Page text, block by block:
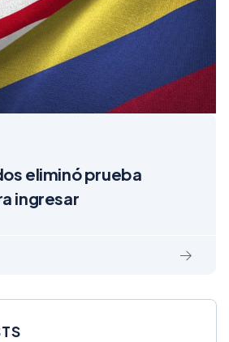
eliminó prueba
ingresar